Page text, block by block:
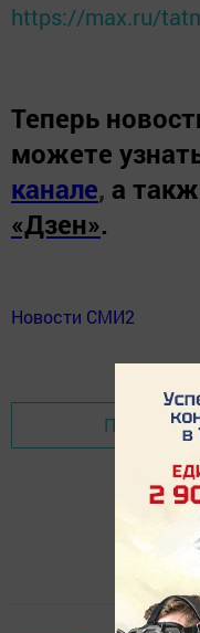
https://max.ru/
Теперь
можете
канале, а
«Дзен».
Новости СМИ2
Перейти на